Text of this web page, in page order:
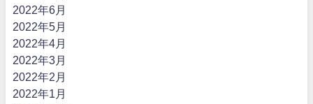
2022年6月
2022年5月
2022年4月
2022年3月
2022年2月
2022年1月